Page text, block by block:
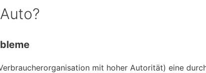
mit hoher Autorität) eine